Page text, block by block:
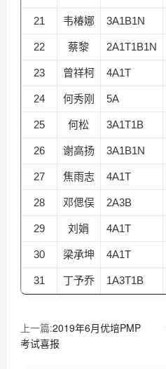
21 韦椿娜 3A1B1N
22 蔡黎 2A1T1B1N
23 曾祥柯 4A1T
24 何秀刚 5A
25 何松 3A1T1B
26 谢高扬 3A1B1N
27 焦雨志 4A1T
28 邓偲俣 2A3B
29 刘娟 4A1T
30 梁承坤 4A1T
31 丁予乔 1A3T1B
上一篇:2019年6月优培PMP
考试喜报